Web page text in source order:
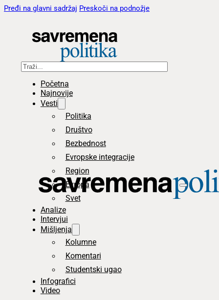
Pređi na glavni sadržaj Preskoči na podnožje
Pretraga
Početna
Najnovije
Vesti
Politika
Društvo
Bezbednost
Evropske integracije
Region
Evropa
Svet
Analize
Intervjui
Mišljenja
Kolumne
Komentari
Studentski ugao
Infografici
Video